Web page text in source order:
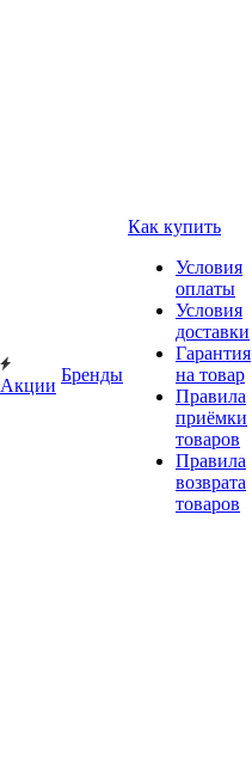
Акции
Бренды
Как купить
Условия
оплаты
Условия
доставки
Гарантия
на товар
Правила
приёмки
товаров
Правила
возврата
товаров